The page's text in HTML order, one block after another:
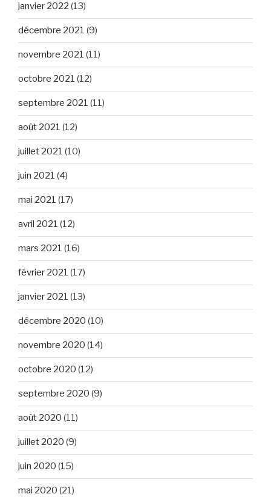
janvier 2022 (13)
décembre 2021 (9)
novembre 2021 (11)
octobre 2021 (12)
septembre 2021 (11)
août 2021 (12)
juillet 2021 (10)
juin 2021 (4)
mai 2021 (17)
avril 2021 (12)
mars 2021 (16)
février 2021 (17)
janvier 2021 (13)
décembre 2020 (10)
novembre 2020 (14)
octobre 2020 (12)
septembre 2020 (9)
août 2020 (11)
juillet 2020 (9)
juin 2020 (15)
mai 2020 (21)